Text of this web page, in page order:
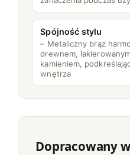
Spójność stylu
– Metaliczny brąz
drewnem,
kamieniem,
wnętrza
Dopracowany